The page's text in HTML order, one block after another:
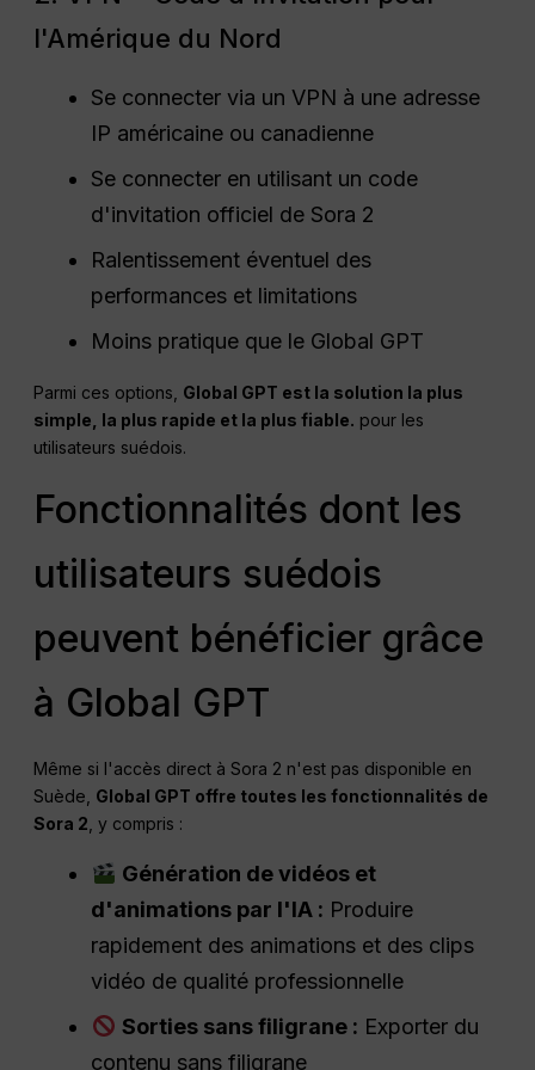
l'Amérique du Nord
Se connecter via un VPN à une adresse
IP américaine ou canadienne
Se connecter en utilisant un code
d'invitation officiel de Sora 2
Ralentissement éventuel des
performances et limitations
Moins pratique que le Global GPT
Parmi ces options, Global GPT est la solution la plus
simple, la plus rapide et la plus fiable. pour les
utilisateurs suédois.
Fonctionnalités dont les
utilisateurs suédois
peuvent bénéficier grâce
à Global GPT
Même si l'accès direct à Sora 2 n'est pas disponible en
Suède, Global GPT offre toutes les fonctionnalités de
Sora 2, y compris :
Génération de vidéos et
d'animations par l'IA : Produire
rapidement des animations et des clips
vidéo de qualité professionnelle
Sorties sans filigrane : Exporter du
contenu sans filigrane